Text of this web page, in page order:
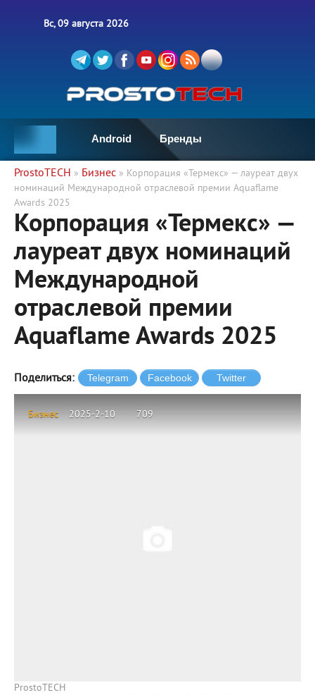
Вс, 09 августа 2026
Android Бренды
ProstoTECH » Бизнес » Корпорация «Термекс» — лауреат двух
номинаций Международной отраслевой премии Aquaflame
Awards 2025
Корпорация «Термекс» —
лауреат двух номинаций
Международной
отраслевой премии
Aquaflame Awards 2025
Поделиться:
Бизнес 2025-2-10 709
ProstoTECH